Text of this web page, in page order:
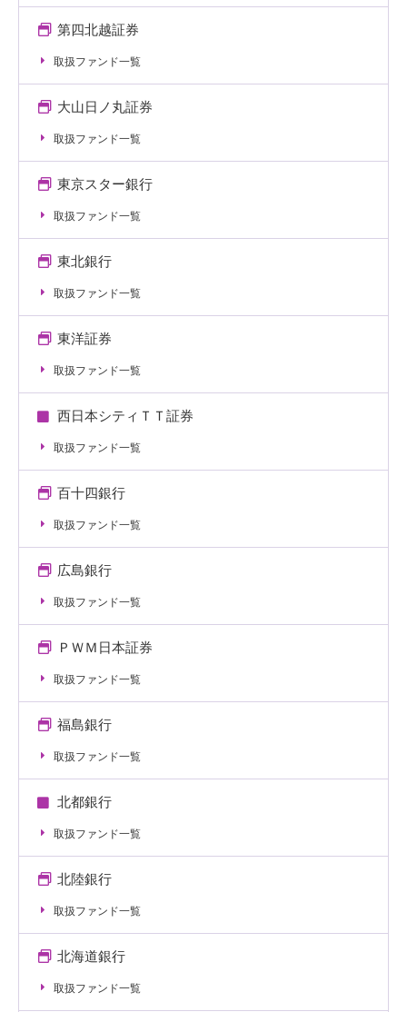
第四北越証券
取扱ファンド一覧
大山日ノ丸証券
取扱ファンド一覧
東京スター銀行
取扱ファンド一覧
東北銀行
取扱ファンド一覧
東洋証券
取扱ファンド一覧
西日本シティＴＴ証券
取扱ファンド一覧
百十四銀行
取扱ファンド一覧
広島銀行
取扱ファンド一覧
ＰＷＭ日本証券
取扱ファンド一覧
福島銀行
取扱ファンド一覧
北都銀行
取扱ファンド一覧
北陸銀行
取扱ファンド一覧
北海道銀行
取扱ファンド一覧